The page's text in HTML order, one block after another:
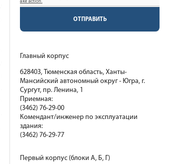
ОТПРАВИТЬ
Главный корпус
628403, Тюменская область, Ханты-
Мансийский автономный округ - Югра, г.
Сургут, пр. Ленина, 1
Приемная:
(3462) 76-29-00
Комендант/инженер по эксплуатации
здания:
(3462) 76-29-77
Первый корпус (блоки А, Б, Г)